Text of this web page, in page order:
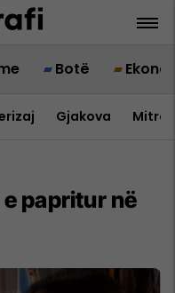
Botë
Gjakova
papritur në